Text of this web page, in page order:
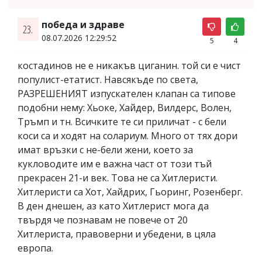
23. победа и здраве
08.07.2026 12:29:52 5 4
костадинов не е никакъв циганин. той си е чист
популист-етатист. Навсякъде по света,
РАЗРЕШЕНИЯТ изпускателен клапан са типове
подобни нему: Хьоке, Хайдер, Вилдерс, Волен,
Тръмп и тн. Всичките те си приличат - с бели
коси са и ходят на солариум. Много от тях дори
имат връзки с не-бели жени, което за
кукловодите им е важна част от този тъй
прекрасен 21-и век. Това не са Хитлеристи.
Хитлеристи са Хот, Хайдрих, Гьоринг, Розенберг.
В ден днешен, аз като Хитлерист мога да
твърдя че познавам не повече от 20
Хитлериста, правоверни и убедени, в цяла
европа.